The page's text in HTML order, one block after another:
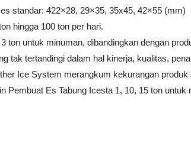
standar: 422×28, 29×35, 35x45, 42×55 (mm)
hingga 100 ton per hari.
ton untuk minuman, dibandingkan dengan
tak tertandingi dalam hal kinerja, kualitas,
Ice System merangkum kekurangan
Pembuat Es Tabung Icesta 1, 10, 15 ton untuk